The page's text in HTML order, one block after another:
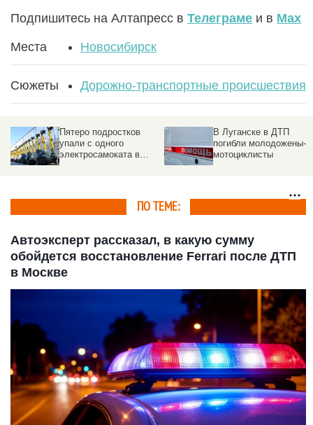
Подпишитесь на Алтапресс в Телеграме и в Max
Места Новосибирск
Сюжеты Дорожно-транспортные происшествия
Пятеро подростков
упали с одного
электросамоката в
В Луганске в ДТП
погибли молодожены-
мотоциклисты
ПО ТЕМЕ:
Автоэксперт рассказал, в какую сумму
обойдется восстановление Ferrari после ДТП
в Москве